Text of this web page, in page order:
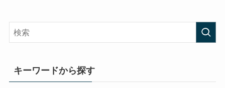
キーワードから探す